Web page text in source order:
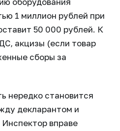
1 миллион рублей при
50 000 рублей. К
акцизы (если товар
сборы за
нередко становится
декларантом и
вправе